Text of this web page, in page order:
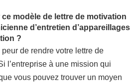
modèle de lettre de motivation
d’entretien d’appareillages
?
peur de rendre votre lettre de
l’entreprise à une mission qui
vous pouvez trouver un moyen